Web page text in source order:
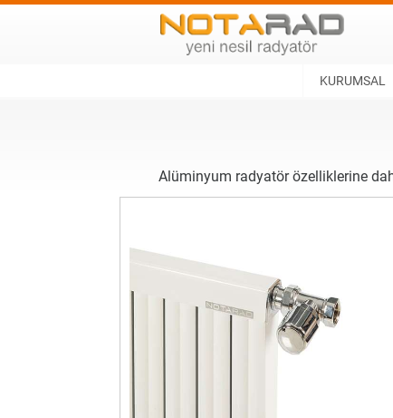
KURUMSAL
Alüminyum radyatör özelliklerine